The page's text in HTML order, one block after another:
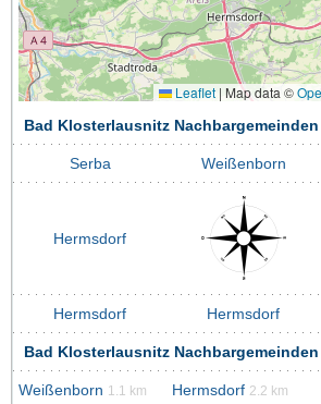
Leaflet | Map data ©
Bad Klosterlausnitz Nachbargemeinden
Serba Weißenborn
Hermsdorf
Hermsdorf Hermsdorf
Bad Klosterlausnitz Nachbargemeinden
Weißenborn 1.1 km Hermsdorf 2.2 km